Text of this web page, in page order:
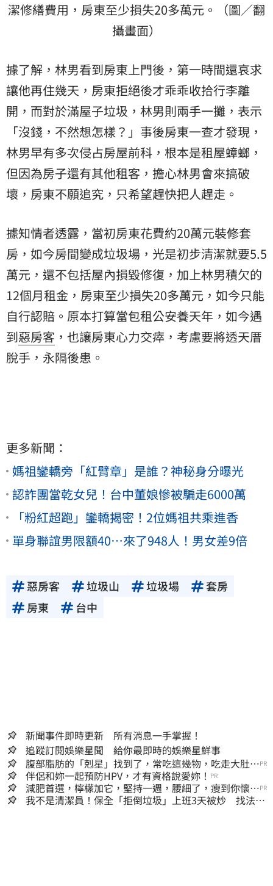
潔修繕費用，房東至少損失20多萬元。（圖／翻
攝畫面）
據了解，林男看到房東上門後，第一時間還哀求
讓他再住幾天，房東拒絕後才乖乖收拾行李離
開，而對於滿屋子垃圾，林男則兩手一攤，表示
「沒錢，不然想怎樣？」事後房東一查才發現，
林男早有多次侵占房屋前科，根本是租屋蟑螂，
但因為房子還有其他租客，擔心林男會來搞破
壞，房東不願追究，只希望趕快把人趕走。
據知情者透露，當初房東花費約20萬元裝修套
房，如今房間變成垃圾場，光是初步清潔就要5.5
萬元，還不包括屋內損毀修復，加上林男積欠的
12個月租金，房東至少損失20多萬元，如今只能
自行認賠。原本打算當包租公安養天年，如今遇
到惡房客 ，也讓房東心力交瘁，考慮要將透天厝
脫手，永隔後患。
更多新聞：
媽祖鑾轎旁「紅臂章」是誰？神秘身分曝光
認詐團當乾女兒！台中董娘慘被騙走6000萬
「粉紅超跑」鑾轎揭密！2位媽祖共乘進香
單身聯誼男限額40…來了948人！男女差9倍
惡房客 垃圾山 垃圾場
套房
房東
台中
新聞事件即時更新 所有消息一手掌握！
追蹤訂閱娛樂星聞 給你最即時的娛樂星鮮事
腹部脂肪的「剋星」找到了，常吃這幾物，吃走大肚
囊，瘦出小蠻腰
PR
伴侶和妳一起預防HPV，才有資格說愛妳！ PR
減肥首選，檸檬加它，堅持一週，腰細了，瘦到你懷疑
人生
PR
我不是清潔員！保全「拒倒垃圾」上班3天被炒 找法院